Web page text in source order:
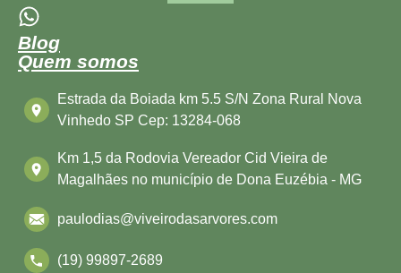
Blog
Quem somos
Estrada da Boiada km 5.5 S/N Zona Rural Nova
Vinhedo SP Cep: 13284-068
Km 1,5 da Rodovia Vereador Cid Vieira de
Magalhães no município de Dona Euzébia - MG
paulodias@viveirodasarvores.com
(19) 99897-2689